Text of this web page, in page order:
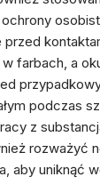
przed
farbach, a
podczas
z
rozważyć
aby uniknąć